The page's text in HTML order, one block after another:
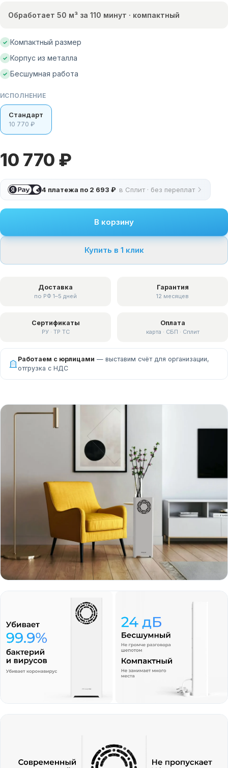
Обработает 50 м³ за 110 минут · компактный
✓ Компактный размер
✓ Корпус из металла
✓ Бесшумная работа
ИСПОЛНЕНИЕ
Стандарт
10 770 ₽
10 770 ₽
4 платежа по 2 693 ₽ в Сплит · без переплат
В корзину
Купить в 1 клик
Доставка
по РФ 1–5 дней
Гарантия
12 месяцев
Сертификаты
РУ · ТР ТС
Оплата
карта · СБП · Сплит
Работаем с юрлицами — выставим счёт для организации,
отгрузка с НДС